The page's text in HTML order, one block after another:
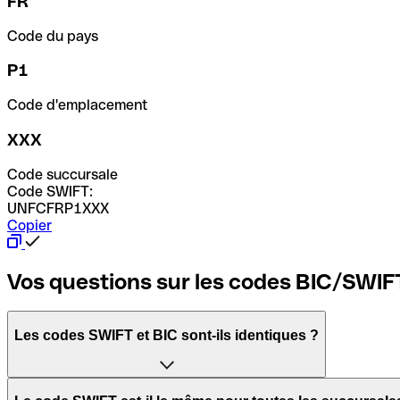
Code du pays
P1
Code d'emplacement
XXX
Code succursale
Code SWIFT:
UNFCFRP1XXX
Copier
Vos questions sur les codes BIC/
Les codes SWIFT et BIC sont-ils identiques ?